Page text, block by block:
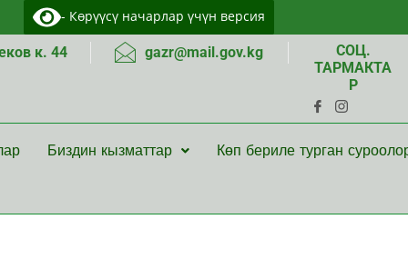
- Көрүүсү начарлар үчүн версия
к. 44 gazr@mail.gov.kg
СОЦ.
ТАРМАКТА
Р
Биздин кызматтар Көп бериле турган